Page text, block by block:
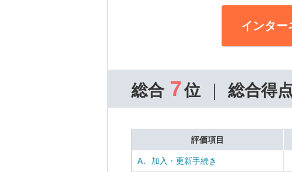
インター
総合 7位 総合得
評価項目
A. 加入・更新手続き